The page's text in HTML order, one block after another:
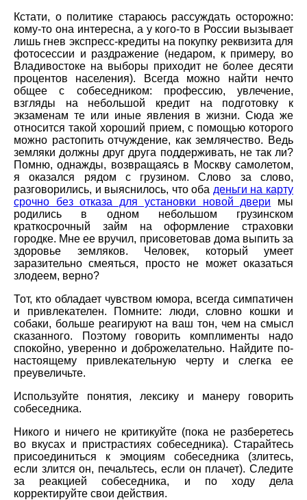
Кстати, о политике стараюсь рассуждать осторожно:
кому-то она интересна, а у кого-то в России вызывает
лишь гнев экспресс-кредиты на покупку реквизита для
фотосессии и раздражение (недаром, к примеру, во
Владивостоке на выборы приходит не более десяти
процентов населения). Всегда можно найти нечто
общее с собеседником: профессию, увлечение,
взгляды на небольшой кредит на подготовку к
экзаменам те или иные явления в жизни. Сюда же
относится такой хороший прием, с помощью которого
можно растопить отчуждение, как землячество. Ведь
земляки должны друг друга поддерживать, не так ли?
Помню, однажды, возвращаясь в Москву самолетом,
я оказался рядом с грузином. Слово за слово,
разговорились, и выяснилось, что оба деньги на карту
срочно без отказа для установки новой двери мы
родились в одном небольшом грузинском
краткосрочный займ на оформление страховки
городке. Мне ее вручил, присоветовав дома выпить за
здоровье земляков. Человек, который умеет
заразительно смеяться, просто не может оказаться
злодеем, верно?
Тот, кто обладает чувством юмора, всегда симпатичен
и привлекателен. Помните: люди, словно кошки и
собаки, больше реагируют на ваш тон, чем на смысл
сказанного. Поэтому говорить комплименты надо
спокойно, уверенно и доброжелательно. Найдите по-
настоящему привлекательную черту и слегка ее
преувеличьте.
Используйте понятия, лексику и манеру говорить
собеседника.
Никого и ничего не критикуйте (пока не разберетесь
во вкусах и пристрастиях собеседника). Старайтесь
присоединиться к эмоциям собеседника (злитесь,
если злится он, печальтесь, если он плачет). Следите
за реакцией собеседника, и по ходу дела
корректируйте свои действия.